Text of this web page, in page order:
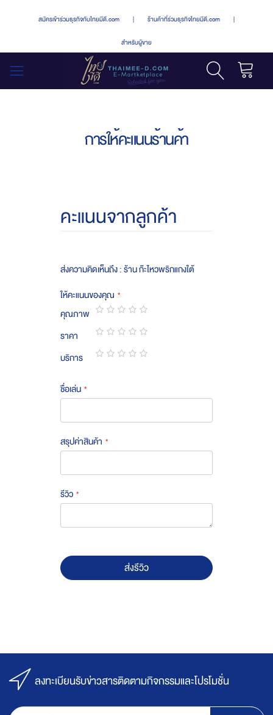
สมัครเข้าร่วมธุรกิจกับไทยมีดี.com | ร้านค้าที่ร่วมธุรกิจไทยมีดี.com |
สำหรับผู้ขาย
การให้คะแนนร้านค้า
คะแนนจากลูกค้า
ส่งความคิดเห็นถึง : ร้าน ก๊ะไหวพริกแกงใต้
ให้คะแนนของคุณ
คุณภาพ
1
star
2
stars
3
stars
4
stars
5
stars
ราคา
1
star
2
stars
3
stars
4
stars
5
stars
บริการ
ชื่อเล่น
สรุปค่าสินค้า
รีวิว
ส่งรีวิว
ลงทะเบียนรับข่าวสารติดตามกิจกรรมและโปรโมชั่น